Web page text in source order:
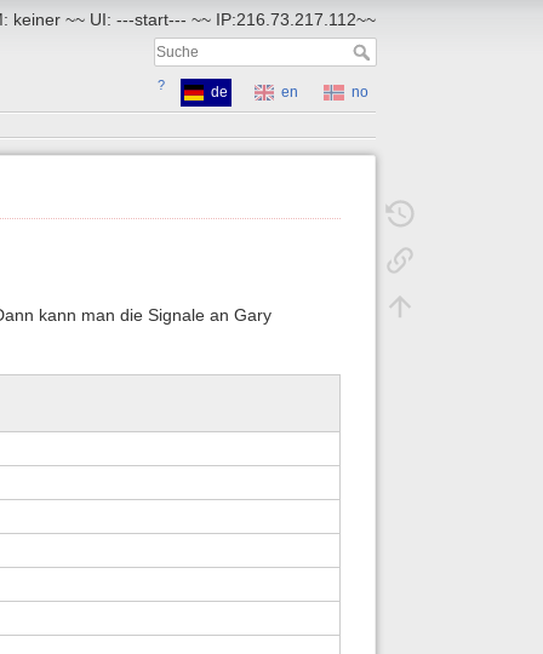
keiner ~~ UI: ---start--- ~~ IP:216.73.217.112~~
? de en
no
kann man die Signale an Gary